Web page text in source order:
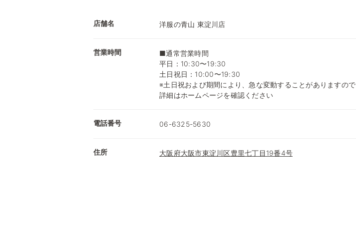
店舗名 洋服の青山 東淀川店
営業時間
■通常営業時間
平日：10:30〜19:30
土日祝日：10:00〜19:30
※土日祝および期間により、急な変動することがありますので
詳細はホームページを確認ください
電話番号 06-6325-5630
住所 大阪府大阪市東淀川区豊里七丁目19番4号